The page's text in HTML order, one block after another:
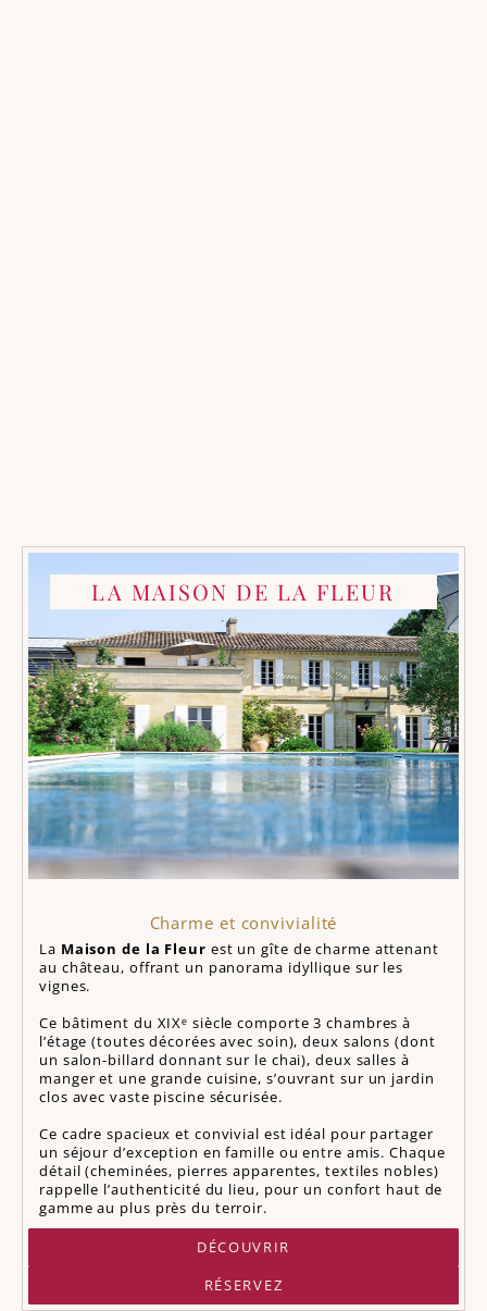
LA MAISON DE LA FLEUR
Charme et convivialité
La Maison de la Fleur est un gîte de charme attenant
au château, offrant un panorama idyllique sur les
vignes.
Ce bâtiment du XIXᵉ siècle comporte 3 chambres à
l’étage (toutes décorées avec soin), deux salons (dont
un salon-billard donnant sur le chai), deux salles à
manger et une grande cuisine, s’ouvrant sur un jardin
clos avec vaste piscine sécurisée.
Ce cadre spacieux et convivial est idéal pour partager
un séjour d’exception en famille ou entre amis. Chaque
détail (cheminées, pierres apparentes, textiles nobles)
rappelle l’authenticité du lieu, pour un confort haut de
gamme au plus près du terroir.
DÉCOUVRIR
RÉSERVEZ